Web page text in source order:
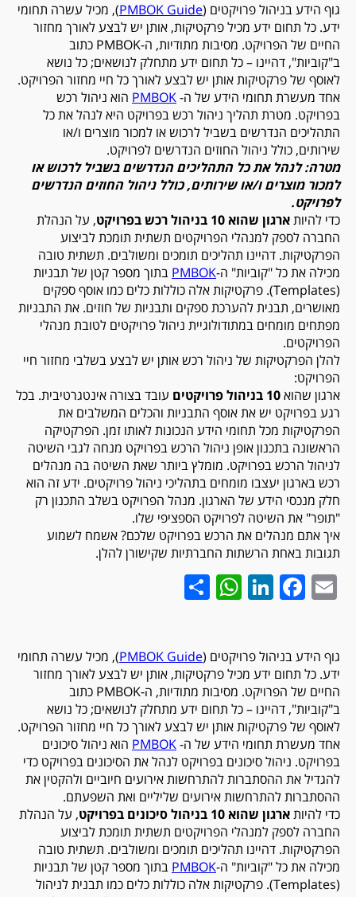
גוף הידע בניהול פרויקטים (PMBOK Guide), מכיל עשרה תחומי
ידע. כל תחום ידע מכיל פרקטיקות, אותן יש לבצע לאורך מחזור
החיים של הפרויקט. מסיבות מתודיות, ה-PMBOK כתוב
ב"קוביות", דהיינו – כל תחום ידע מתחלק לנושאים; כל נושא
לאוסף של פרקטיקות אותן יש לבצע לאורך כל חיי מחזור הפרויקט.
אחד מעשרת תחומי הידע של ה-PMBOK הוא ניהול רכש
בפרויקט. מטרת תהליך ניהול רכש בפרויקט היא לנהל את כל
התהליכים הנדרשים בשביל לרכוש או למכור מוצרים ו/או
שירותים, כולל ניהול החוזים הנדרשים לפרויקט.
מטרה: לנהל את כל התהליכים הנדרשים בשביל לרכוש או
למכור מוצרים ו/או שירותים, כולל ניהול החוזים הנדרשים
לפרויקט.
כדי להיותארגון שהוא 10 בניהול רכש בפרויקט
, על הנהלת
החברה לספק למנהלי הפרויקטים תשתית תומכת לביצוע
הפרקטיקות. דהיינו תהליכים תומכים ומשולבים. תשתית טובה
מכילה את כל "קוביות" ה-PMBOK בתוך מספר קטן של תבניות
(Templates). פרקטיקות אלה כוללות כלים כמו אוסף ספקים
מאושרים, תבנית להערכת ספקים ותבניות של חוזים. את התבניות
מפתחים מומחים במתודולוגיית ניהול פרויקטים לטובת מנהלי
הפרויקטים.
להלן הפרקטיקות של ניהול רכש אותן יש לבצע בשלבי מחזור חיי
הפרויקט:
ארגון שהוא10 בניהול פרויקטים
עובד בצורה אינטגרטיבית. בכל
רגע בפרויקט יש את אוסף התבניות והכלים המשלבים את
הפרקטיקות מכל תחומי הידע הנכונות לאותו זמן. הפרקטיקה
הראשונה בתכנון אופן ניהול הרכש בפרויקט מנחה לגבי השיטה
לניהול הרכש בפרויקט. מומלץ ביותר שאת השיטה בה מנהלים
רכש בארגון יעצבו מומחים בתהליכי ניהול פרויקטים. ידע זה הוא
חלק מנכסי הידע של הארגון. מנהל הפרויקט בשלב התכנון רק
"תופר" את השיטה לפרויקט הספציפי שלו.
איך אתם מנהלים את הרכש בפרויקט שלכם? אשמח לשמוע
תגובות באחת הרשתות החברתיות שקישורן להלן.
Email
Facebook
LinkedIn
WhatsApp
גוף הידע בניהול פרויקטים (PMBOK Guide), מכיל עשרה תחומי
ידע. כל תחום ידע מכיל פרקטיקות, אותן יש לבצע לאורך מחזור
החיים של הפרויקט. מסיבות מתודיות, ה-PMBOK כתוב
ב"קוביות", דהיינו – כל תחום ידע מתחלק לנושאים; כל נושא
לאוסף של פרקטיקות אותן יש לבצע לאורך כל חיי מחזור הפרויקט.
אחד מעשרת תחומי הידע של ה-PMBOK הוא ניהול סיכונים
בפרויקט. ניהול סיכונים בפרויקט לנהל את הסיכונים בפרויקט כדי
להגדיל את ההסתברות להתרחשות אירועים חיוביים ולהקטין את
ההסתברות להתרחשות אירועים שליליים ואת השפעתם.
כדי להיותארגון שהוא 10 בניהול סיכונים בפרויקט
, על הנהלת
החברה לספק למנהלי הפרויקטים תשתית תומכת לביצוע
הפרקטיקות. דהיינו תהליכים תומכים ומשולבים. תשתית טובה
מכילה את כל "קוביות" ה-PMBOK בתוך מספר קטן של תבניות
(Templates). פרקטיקות אלה כוללות כלים כמו תבנית לניהול